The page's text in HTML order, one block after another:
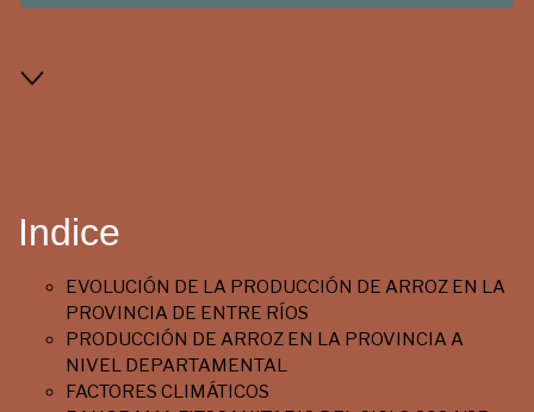
Indice
EVOLUCIÓN DE LA PRODUCCIÓN DE ARROZ EN LA
PROVINCIA DE ENTRE RÍOS
PRODUCCIÓN DE ARROZ EN LA PROVINCIA A
NIVEL DEPARTAMENTAL
FACTORES CLIMÁTICOS